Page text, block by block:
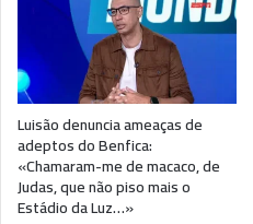
Luisão denuncia ameaças de
adeptos do Benfica:
«Chamaram-me de macaco, de
Judas, que não piso mais o
Estádio da Luz…»